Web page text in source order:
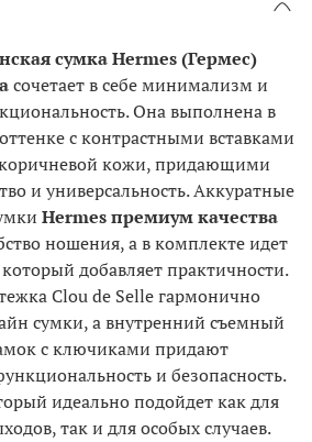
сумка Hermes (Гермес)
сочетает в себе минимализм и
Она выполнена в
с контрастными вставками
кожи, придающими
и универсальность. Аккуратные
Hermes премиум качества
ношения, а в комплекте идет
добавляет практичности.
Clou de Selle гармонично
сумки, а внутренний съемный
с ключиками придают
и безопасность.
идеально подойдет как для
так и для особых случаев.